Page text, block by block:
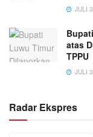
JULI
atas
TPPU
JULI
Radar Ekspres